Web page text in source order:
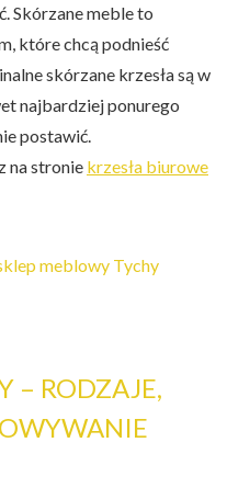
Skórzane meble to
które chcą podnieść
skórzane krzesła są w
najbardziej ponurego
postawić.
na stronie krzesła biurowe
meblowy Tychy
– RODZAJE,